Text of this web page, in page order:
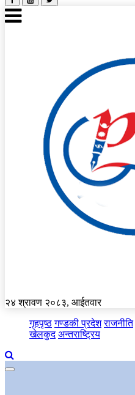
२४ श्रावण २०८३, आईतवार
गृहपृष्ठ गण्डकी प्रदेश राजनीति
खेलकुद अन्तराष्ट्रिय